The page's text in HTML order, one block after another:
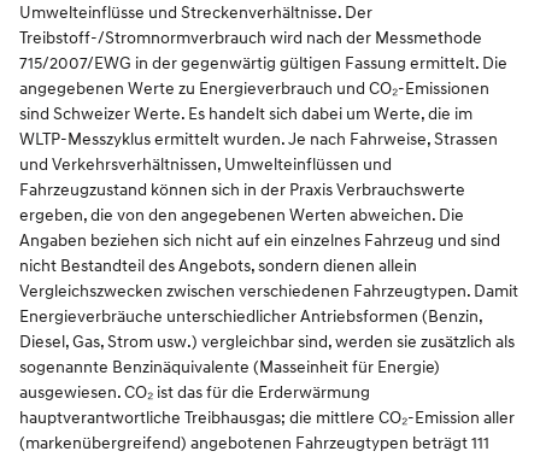
Umwelteinflüsse und Streckenverhältnisse. Der
Treibstoff-/Stromnormverbrauch wird nach der Messmethode
715/2007/EWG in der gegenwärtig gültigen Fassung ermittelt. Die
angegebenen Werte zu Energieverbrauch und CO₂-Emissionen
sind Schweizer Werte. Es handelt sich dabei um Werte, die im
WLTP-Messzyklus ermittelt wurden. Je nach Fahrweise, Strassen
und Verkehrsverhältnissen, Umwelteinflüssen und
Fahrzeugzustand können sich in der Praxis Verbrauchswerte
ergeben, die von den angegebenen Werten abweichen. Die
Angaben beziehen sich nicht auf ein einzelnes Fahrzeug und sind
nicht Bestandteil des Angebots, sondern dienen allein
Vergleichszwecken zwischen verschiedenen Fahrzeugtypen. Damit
Energieverbräuche unterschiedlicher Antriebsformen (Benzin,
Diesel, Gas, Strom usw.) vergleichbar sind, werden sie zusätzlich als
sogenannte Benzinäquivalente (Masseinheit für Energie)
ausgewiesen. CO₂ ist das für die Erderwärmung
hauptverantwortliche Treibhausgas; die mittlere CO₂-Emission aller
(markenübergreifend) angebotenen Fahrzeugtypen beträgt 111